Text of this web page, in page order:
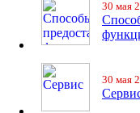
30 мая
30 мая